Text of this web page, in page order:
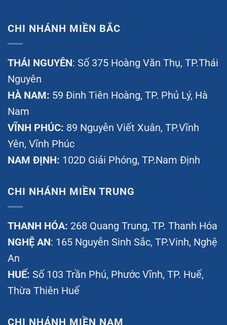
CHI NHÁNH MIỀN BẮC
THÁI NGUYÊN: Số 375 Hoàng Văn Thụ, TP.Thái
Nguyên
HÀ NAM: 59 Đinh Tiên Hoàng, TP. Phủ Lý, Hà
Nam
VĨNH PHÚC: 89 Nguyễn Viết Xuân, TP.Vĩnh
Yên, Vĩnh Phúc
NAM ĐỊNH: 102D Giải Phóng, TP.Nam Định
CHI NHÁNH MIỀN TRUNG
THANH HÓA: 268 Quang Trung, TP. Thanh Hóa
NGHỆ AN: 165 Nguyễn Sinh Sắc, TP.Vinh, Nghệ
An
HUẾ: Số 103 Trần Phú, Phước Vĩnh, TP. Huế,
Thừa Thiên Huế
CHI NHÁNH MIỀN NAM